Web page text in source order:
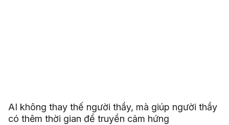
AI không thay thế người thầy, mà giúp người thầy
có thêm thời gian để truyền cảm hứng